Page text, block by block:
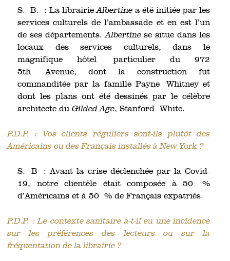
S. B. : La librairieAlbertine a été initiée par les
services culturels de l’ambassade et en est l’un
de ses départements.Albertinese situe dans les
locaux des services culturels, dans le
magnifique hôtel particulier du 972
5th Avenue, dont la construction fut
commanditée par la famille Payne Whitney et
dont les plans ont été dessinés par le célèbre
architecte du Gilded Age, Stanford White.
P.D.P. : Vos clients réguliers sont-ils plutôt des
Américains ou des Français installés à New York ?
S. B : Avant la crise déclenchée par la Covid-
19, notre clientèle était composée à 50 %
d’Américains et à 50 % de Français expatriés.
P.D.P. : Le contexte sanitaire a-t-il eu une incidence
sur les préférences des lecteurs ou sur la
fréquentation de la librairie ?